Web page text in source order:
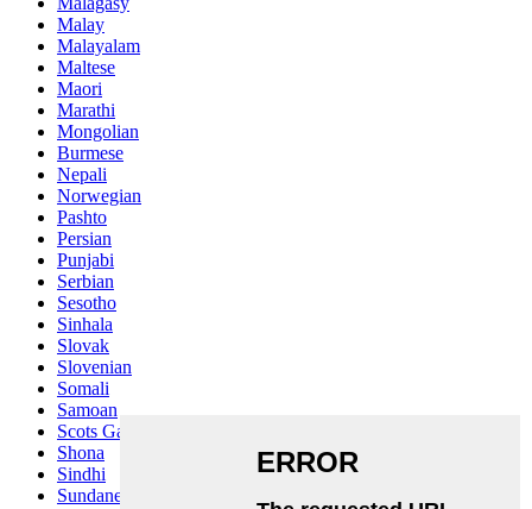
Malay
Malayalam
Maltese
Maori
Marathi
Mongolian
Burmese
Nepali
Norwegian
Pashto
Persian
Punjabi
Serbian
Sesotho
Sinhala
Slovak
Slovenian
Somali
Samoan
Scots Gaelic
Shona
Sindhi
Sundanese